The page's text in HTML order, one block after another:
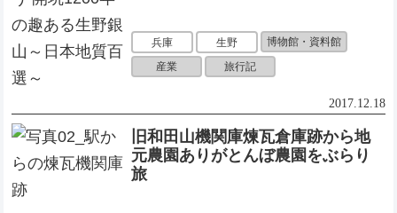
兵庫 生野
博物館・資料館
産業
旅行記
2017.12.18
旧和田山機関庫煉瓦倉庫跡から地
元農園ありがとんぼ農園をぶらり
旅